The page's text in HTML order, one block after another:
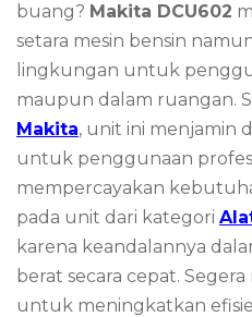
buang? Makita DCU602
setara mesin bensin
lingkungan untuk
maupun dalam ruangan.
Makita, unit ini menjamin
untuk penggunaan
mempercayakan
pada unit dari kategori
karena keandalannya
berat secara cepat.
untuk meningkatkan